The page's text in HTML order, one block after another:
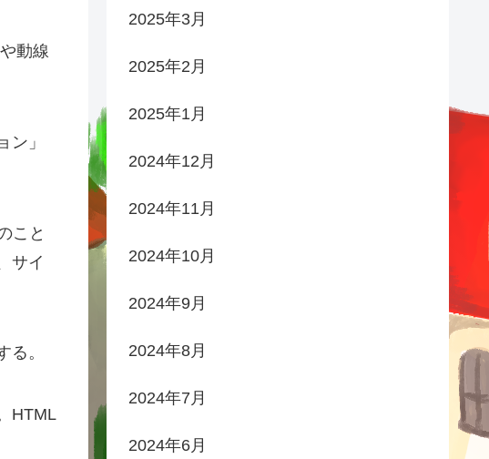
動線
」
こと
サイ
。
HTML
2025年3月
2025年2月
2025年1月
2024年12月
2024年11月
2024年10月
2024年9月
2024年8月
2024年7月
2024年6月